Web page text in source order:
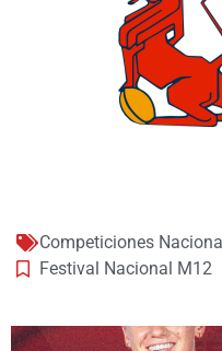
Competiciones
Festival Nacional M12